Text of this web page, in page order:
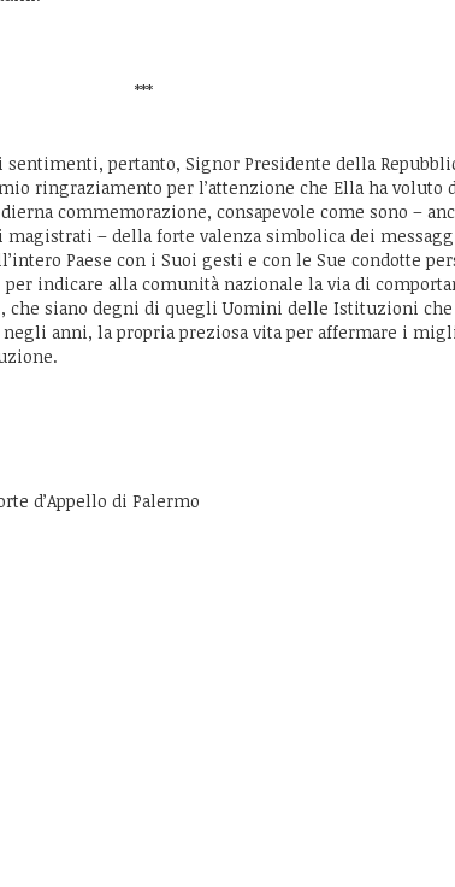
sentimenti, pertanto, Signor Presidente della
ringraziamento per l’attenzione che Ella ha voluto
commemorazione, consapevole come sono –
– della forte valenza simbolica dei
Paese con i Suoi gesti e con le Sue condotte
indicare alla comunità nazionale la via di
che siano degni di quegli Uomini delle Istituzioni che
negli anni, la propria preziosa vita per affermare i
d’Appello di Palermo